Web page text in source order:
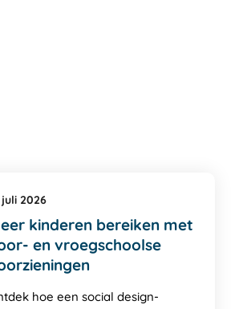
juli 2026
kinderen bereiken met
en vroegschoolse
hoe een social design-